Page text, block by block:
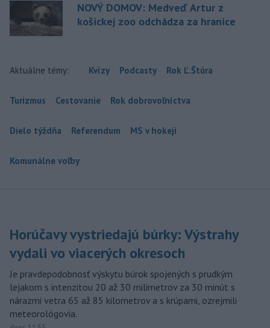
NOVÝ DOMOV: Medveď Artur z
košickej zoo odchádza za hranice
Aktuálne témy: Kvízy Podcasty Rok Ľ.Štúra
Turizmus Cestovanie Rok dobrovoľníctva
Dielo týždňa Referendum MS v hokeji
Komunálne voľby
Horúčavy vystriedajú búrky: Výstrahy
vydali vo viacerých okresoch
Je pravdepodobnosť výskytu búrok spojených s prudkým
lejakom s intenzitou 20 až 30 milimetrov za 30 minút s
nárazmi vetra 65 až 85 kilometrov a s krúpami, ozrejmili
meteorológovia.